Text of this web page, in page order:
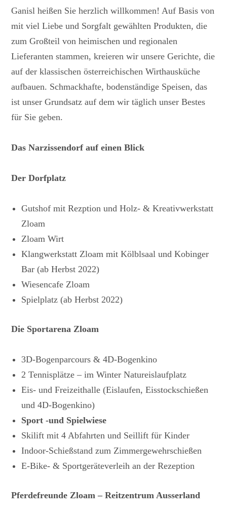
Ganisl heißen Sie herzlich willkommen! Auf Basis von
mit viel Liebe und Sorgfalt gewählten Produkten, die
zum Großteil von heimischen und regionalen
Lieferanten stammen, kreieren wir unsere Gerichte, die
auf der klassischen österreichischen Wirthausküche
aufbauen. Schmackhafte, bodenständige Speisen, das
ist unser Grundsatz auf dem wir täglich unser Bestes
für Sie geben.
Das Narzissendorf auf einen Blick
Der Dorfplatz
Gutshof mit Rezption und Holz- & Kreativwerkstatt
Zloam
Zloam Wirt
Klangwerkstatt Zloam mit Kölblsaal und Kobinger
Bar (ab Herbst 2022)
Wiesencafe Zloam
Spielplatz (ab Herbst 2022)
Die Sportarena Zloam
3D-Bogenparcours & 4D-Bogenkino
2 Tennisplätze – im Winter Natureislaufplatz
Eis- und Freizeithalle (Eislaufen, Eisstockschießen
und 4D-Bogenkino)
Sport -und Spielwiese
Skilift mit 4 Abfahrten und Seillift für Kinder
Indoor-Schießstand zum Zimmergewehrschießen
E-Bike- & Sportgeräteverleih an der Rezeption
Pferdefreunde Zloam – Reitzentrum Ausserland